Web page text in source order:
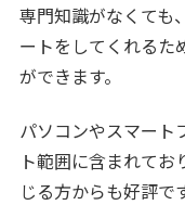
専門知識がなくても
ートをしてくれるた
ができます。
パソコンやスマート
ト範囲に含まれて
じる方からも好評で